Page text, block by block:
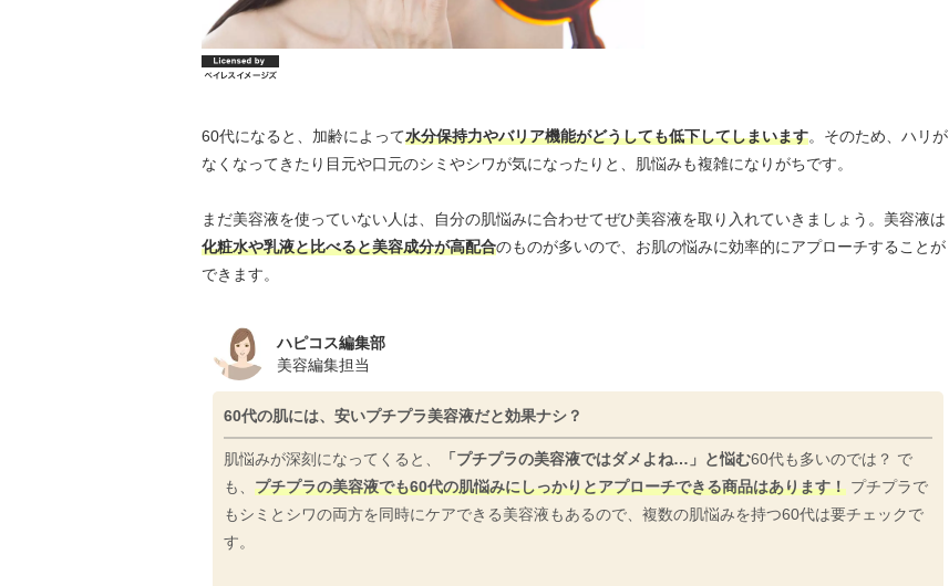
60代になると、加齢によって水分保持力やバリア機能がどうしても低下してしまいます。そのため、ハリが
なくなってきたり目元や口元のシミやシワが気になったりと、肌悩みも複雑になりがちです。
まだ美容液を使っていない人は、自分の肌悩みに合わせてぜひ美容液を取り入れていきましょう。美容液は
化粧水や乳液と比べると美容成分が高配合のものが多いので、お肌の悩みに効率的にアプローチすることが
できます。
ハピコス編集部
美容編集担当
60代の肌には、安いプチプラ美容液だと効果ナシ？
肌悩みが深刻になってくると、 「プチプラの美容液ではダメよね…」と悩む60代も多いのでは？ で
も、 プチプラの美容液でも60代の肌悩みにしっかりとアプローチできる商品はあります！ プチプラで
もシミとシワの両方を同時にケアできる美容液もあるので、複数の肌悩みを持つ60代は要チェックで
す。